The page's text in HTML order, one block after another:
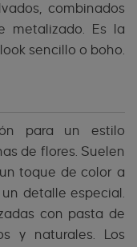
combinados
metalizado. Es la
sencillo o boho.
para un estilo
de flores. Suelen
toque de color a
detalle especial.
con pasta de
y naturales. Los